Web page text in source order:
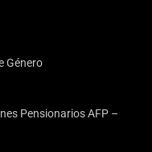
Género
Pensionarios AFP –